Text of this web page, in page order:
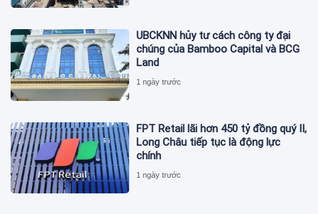
UBCKNN hủy tư cách công ty đại
chúng của Bamboo Capital và BCG
Land
1 ngày trước
FPT Retail lãi hơn 450 tỷ đồng quý II,
Long Châu tiếp tục là động lực
chính
1 ngày trước